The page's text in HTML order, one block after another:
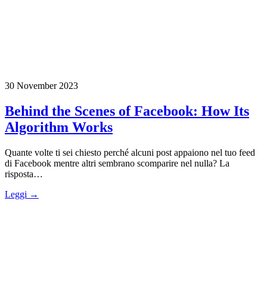
30 November 2023
Behind the Scenes of Facebook: How Its
Algorithm Works
Quante volte ti sei chiesto perché alcuni post appaiono nel tuo feed
di Facebook mentre altri sembrano scomparire nel nulla? La
risposta…
Leggi →